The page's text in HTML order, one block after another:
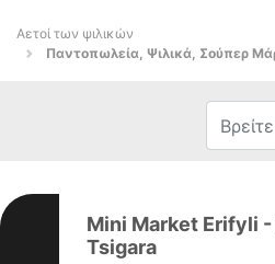
Αετοί των ψιλικών
Παντοπωλεία, Ψιλικά, Σούπερ
Mini Market Erifyli
Tsigara